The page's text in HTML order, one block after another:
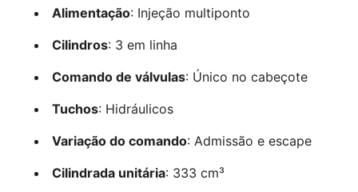
Alimentação: Injeção multiponto
Cilindros: 3 em linha
Comando de válvulas: Único no cabeçote
Tuchos: Hidráulicos
Variação do comando: Admissão e escape
Cilindrada unitária: 333 cm³